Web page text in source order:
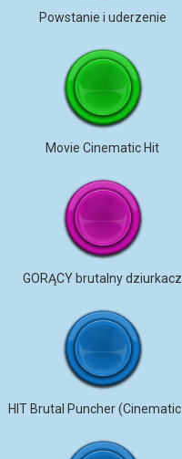
Powstanie i uderzenie
Movie Cinematic Hit
GORĄCY brutalny dziurkacz